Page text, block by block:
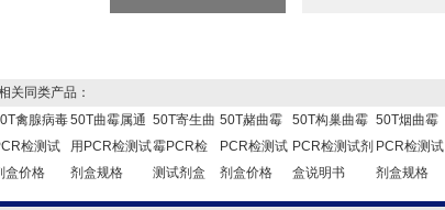
同类产品：
禽腺病毒
检测试
盒价格
50T曲霉属通
用PCR检测试
剂盒规格
50T寄生曲
霉PCR检
测试剂盒
50T赭曲霉
PCR检测试
剂盒价格
50T构巢曲霉
PCR检测试剂
盒说明书
50T烟曲霉
PCR检测试
剂盒规格